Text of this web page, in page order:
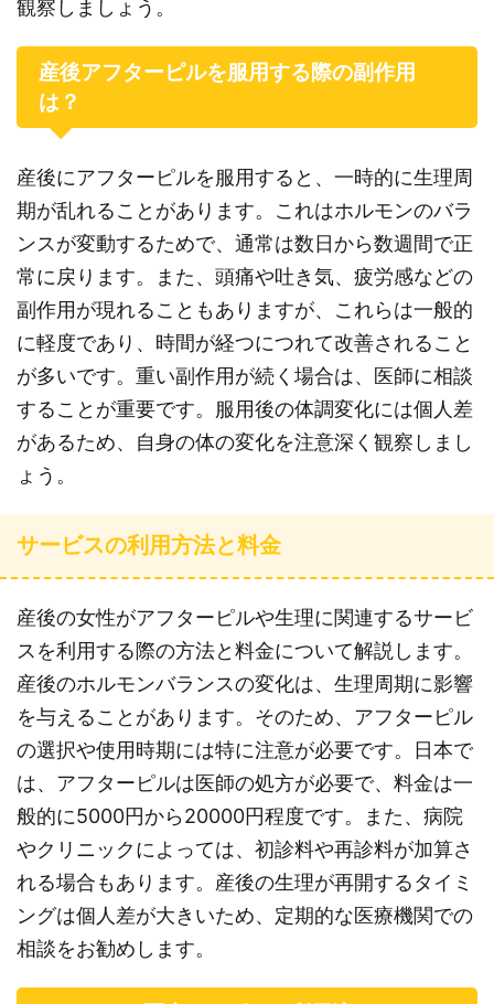
観察しましょう。
産後アフターピルを服用する際の副作用
は？
産後にアフターピルを服用すると、一時的に生理周
期が乱れることがあります。これはホルモンのバラ
ンスが変動するためで、通常は数日から数週間で正
常に戻ります。また、頭痛や吐き気、疲労感などの
副作用が現れることもありますが、これらは一般的
に軽度であり、時間が経つにつれて改善されること
が多いです。重い副作用が続く場合は、医師に相談
することが重要です。服用後の体調変化には個人差
があるため、自身の体の変化を注意深く観察しまし
ょう。
サービスの利用方法と料金
産後の女性がアフターピルや生理に関連するサービ
スを利用する際の方法と料金について解説します。
産後のホルモンバランスの変化は、生理周期に影響
を与えることがあります。そのため、アフターピル
の選択や使用時期には特に注意が必要です。日本で
は、アフターピルは医師の処方が必要で、料金は一
般的に5000円から20000円程度です。また、病院
やクリニックによっては、初診料や再診料が加算さ
れる場合もあります。産後の生理が再開するタイミ
ングは個人差が大きいため、定期的な医療機関での
相談をお勧めします。